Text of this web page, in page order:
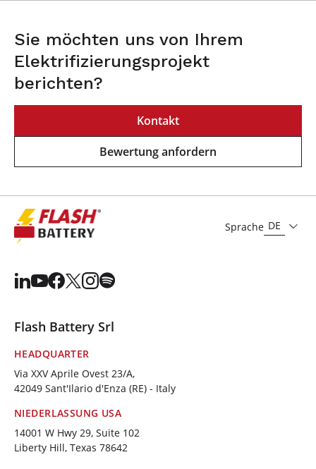
Sie möchten uns von Ihrem
Elektrifizierungsprojekt
berichten?
Kontakt
Bewertung anfordern
Sprache DE
Flash Battery Srl
HEADQUARTER
Via XXV Aprile Ovest 23/A,
42049 Sant'Ilario d'Enza (RE) - Italy
NIEDERLASSUNG USA
14001 W Hwy 29, Suite 102
Liberty Hill, Texas 78642